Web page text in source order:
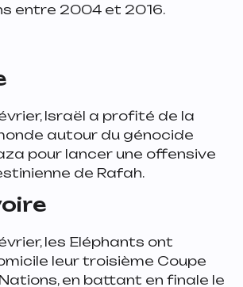
entre 2004 et 2016.
Israël a profité de la
autour du génocide
pour lancer une offensive
de Rafah.
les Eléphants ont
leur troisième Coupe
en battant en finale le